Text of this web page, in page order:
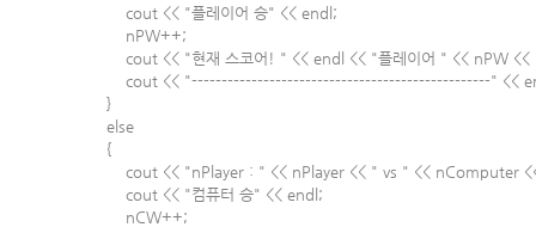
cout << "플레이어 승" << endl;
nPW++;
cout << "현재 스코어! " << endl << "플레이어 " << nPW << " :
cout << "--------------------------------------------------" <<
}
else
{
cout << "nPlayer : " << nPlayer << " vs " << nComputer <<
cout << "컴퓨터 승" << endl;
nCW++;